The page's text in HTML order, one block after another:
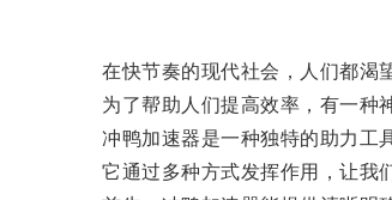
在快节奏的现代社会，人们都渴望
为了帮助人们提高效率，有一种神
冲鸭加速器是一种独特的助力工具
它通过多种方式发挥作用，让我们